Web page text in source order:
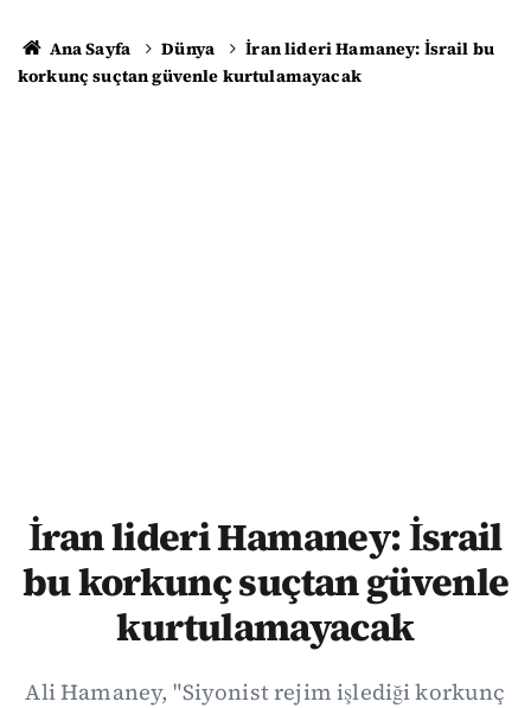
Ana Sayfa Dünya
İran lideri Hamaney: İsrail bu
korkunç suçtan güvenle kurtulamayacak
İran lideri Hamaney: İsrail
bu korkunç suçtan güvenle
kurtulamayacak
Ali Hamaney, "Siyonist rejim işlediği korkunç